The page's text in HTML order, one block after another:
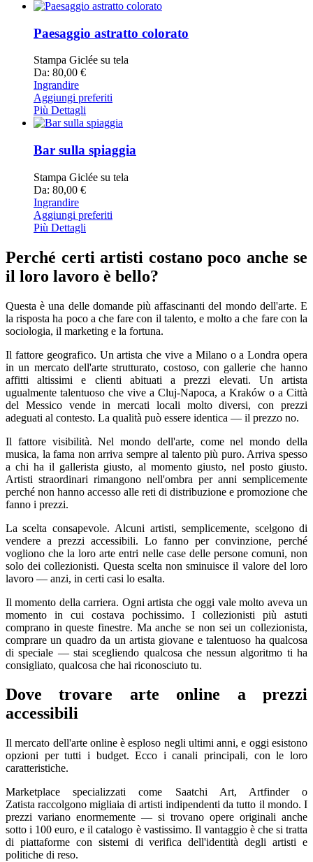
Paesaggio astratto colorato
Stampa Giclée su tela
Da: 80,00 €
Ingrandire
Aggiungi preferiti
Più Dettagli
Bar sulla spiaggia
Stampa Giclée su tela
Da: 80,00 €
Ingrandire
Aggiungi preferiti
Più Dettagli
Perché certi artisti costano poco anche se
il loro lavoro è bello?
Questa è una delle domande più affascinanti del mondo dell'arte. E
la risposta ha poco a che fare con il talento, e molto a che fare con la
sociologia, il marketing e la fortuna.
Il fattore geografico. Un artista che vive a Milano o a Londra opera
in un mercato dell'arte strutturato, costoso, con gallerie che hanno
affitti altissimi e clienti abituati a prezzi elevati. Un artista
ugualmente talentuoso che vive a Cluj-Napoca, a Kraków o a Città
del Messico vende in mercati locali molto diversi, con prezzi
adeguati al contesto. La qualità può essere identica — il prezzo no.
Il fattore visibilità. Nel mondo dell'arte, come nel mondo della
musica, la fama non arriva sempre al talento più puro. Arriva spesso
a chi ha il gallerista giusto, al momento giusto, nel posto giusto.
Artisti straordinari rimangono nell'ombra per anni semplicemente
perché non hanno accesso alle reti di distribuzione e promozione che
fanno i prezzi.
La scelta consapevole. Alcuni artisti, semplicemente, scelgono di
vendere a prezzi accessibili. Lo fanno per convinzione, perché
vogliono che la loro arte entri nelle case delle persone comuni, non
solo dei collezionisti. Questa scelta non sminuisce il valore del loro
lavoro — anzi, in certi casi lo esalta.
Il momento della carriera. Ogni artista che oggi vale molto aveva un
momento in cui costava pochissimo. I collezionisti più astuti
comprano in queste finestre. Ma anche se non sei un collezionista,
comprare un quadro da un artista giovane e talentuoso ha qualcosa
di speciale — stai scegliendo qualcosa che nessun algoritmo ti ha
consigliato, qualcosa che hai riconosciuto tu.
Dove trovare arte online a prezzi
accessibili
Il mercato dell'arte online è esploso negli ultimi anni, e oggi esistono
opzioni per tutti i budget. Ecco i canali principali, con le loro
caratteristiche.
Marketplace specializzati come Saatchi Art, Artfinder o
Zatista raccolgono migliaia di artisti indipendenti da tutto il mondo. I
prezzi variano enormemente — si trovano opere originali anche
sotto i 100 euro, e il catalogo è vastissimo. Il vantaggio è che si tratta
di piattaforme con sistemi di verifica dell'identità degli artisti e
politiche di reso.